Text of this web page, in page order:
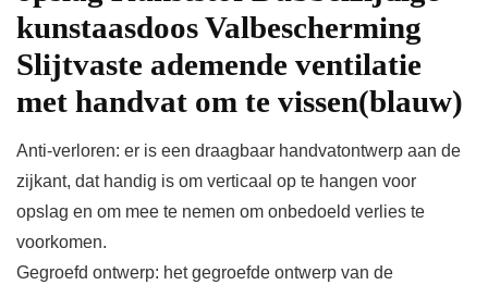
kunstaasdoos Valbescherming
Slijtvaste ademende ventilatie
met handvat om te vissen(blauw)
Anti-verloren: er is een draagbaar handvatontwerp aan de
zijkant, dat handig is om verticaal op te hangen voor
opslag en om mee te nemen om onbedoeld verlies te
voorkomen.
Gegroefd ontwerp: het gegroefde ontwerp van de